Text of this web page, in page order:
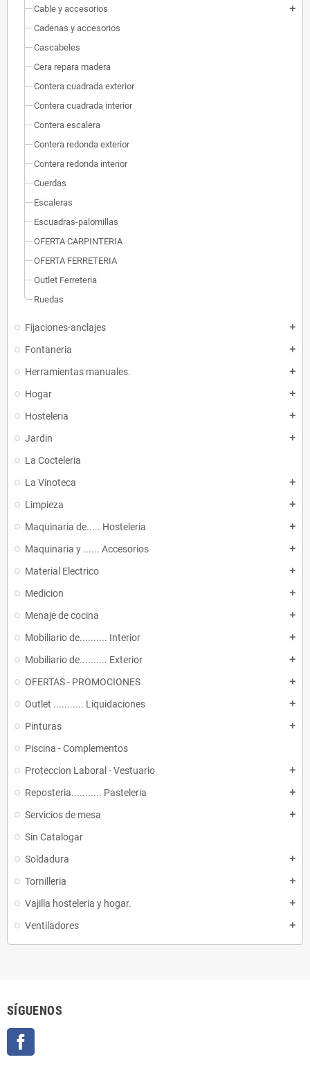
Cable y accesorios
add
Cadenas y accesorios
Cascabeles
Cera repara madera
Contera cuadrada exterior
Contera cuadrada interior
Contera escalera
Contera redonda exterior
Contera redonda interior
Cuerdas
Escaleras
Escuadras-palomillas
OFERTA CARPINTERIA
OFERTA FERRETERIA
Outlet Ferreteria
Ruedas
Fijaciones-anclajes add
Fontaneria add
Herramientas manuales. add
Hogar add
Hosteleria add
Jardin add
La Cocteleria
La Vinoteca
add
Limpieza add
Maquinaria de..... Hosteleria add
Maquinaria y ...... Accesorios add
Material Electrico add
Medicion add
Menaje de cocina add
Mobiliario de.......... Interior add
Mobiliario de.......... Exterior add
OFERTAS - PROMOCIONES add
Outlet ........... Liquidaciones add
Pinturas add
Piscina - Complementos
Proteccion Laboral - Vestuario
add
Reposteria........... Pasteleria add
Servicios de mesa add
Sin Catalogar
Soldadura
add
Tornilleria add
Vajilla hosteleria y hogar. add
Ventiladores add
SÍGUENOS